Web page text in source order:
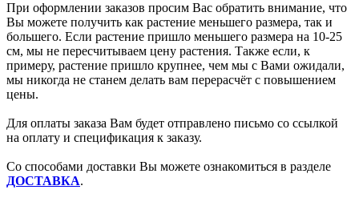
При оформлении заказов просим Вас обратить внимание, что
Вы можете получить как растение меньшего размера, так и
большего. Если растение пришло меньшего размера на 10-25
см, мы не пересчитываем цену растения. Также если, к
примеру, растение пришло крупнее, чем мы с Вами ожидали,
мы никогда не станем делать вам перерасчёт с повышением
цены.
Для оплаты заказа Вам будет отправлено письмо со ссылкой
на оплату и спецификация к заказу.
Со способами доставки Вы можете ознакомиться в разделе
ДОСТАВКА.